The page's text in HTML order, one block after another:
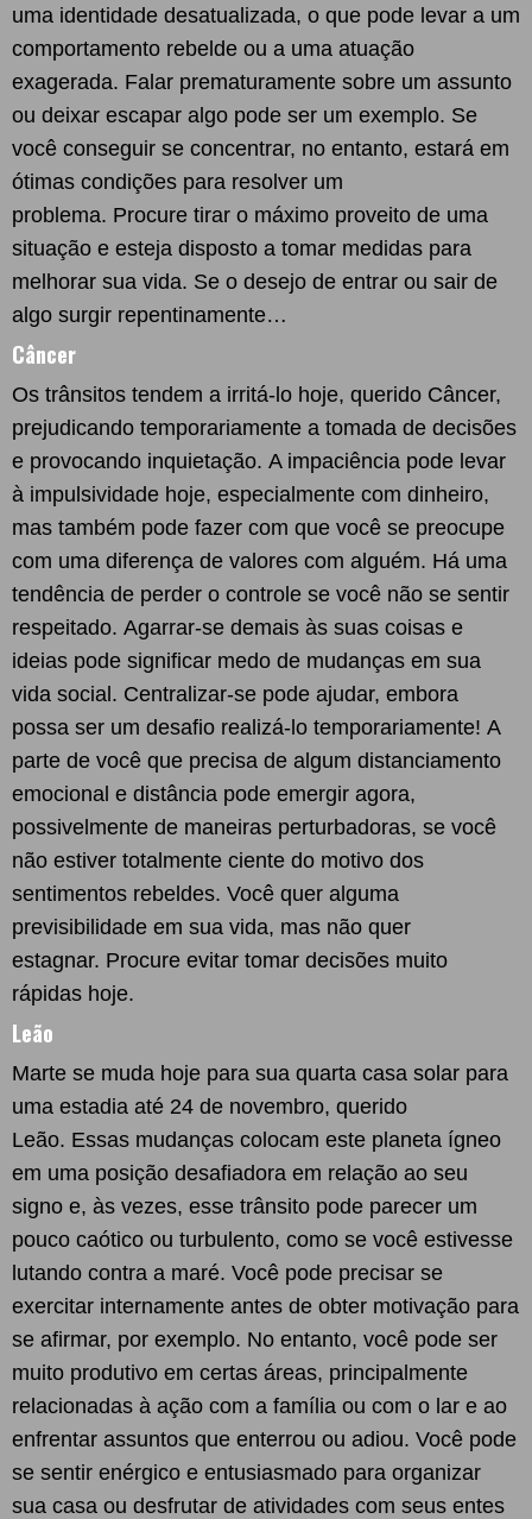
uma identidade desatualizada, o que pode levar a um
comportamento rebelde ou a uma atuação
exagerada. Falar prematuramente sobre um assunto
ou deixar escapar algo pode ser um exemplo. Se
você conseguir se concentrar, no entanto, estará em
ótimas condições para resolver um
problema. Procure tirar o máximo proveito de uma
situação e esteja disposto a tomar medidas para
melhorar sua vida. Se o desejo de entrar ou sair de
algo surgir repentinamente…
Câncer
Os trânsitos tendem a irritá-lo hoje, querido Câncer,
prejudicando temporariamente a tomada de decisões
e provocando inquietação. A impaciência pode levar
à impulsividade hoje, especialmente com dinheiro,
mas também pode fazer com que você se preocupe
com uma diferença de valores com alguém. Há uma
tendência de perder o controle se você não se sentir
respeitado. Agarrar-se demais às suas coisas e
ideias pode significar medo de mudanças em sua
vida social. Centralizar-se pode ajudar, embora
possa ser um desafio realizá-lo temporariamente! A
parte de você que precisa de algum distanciamento
emocional e distância pode emergir agora,
possivelmente de maneiras perturbadoras, se você
não estiver totalmente ciente do motivo dos
sentimentos rebeldes. Você quer alguma
previsibilidade em sua vida, mas não quer
estagnar. Procure evitar tomar decisões muito
rápidas hoje.
Leão
Marte se muda hoje para sua quarta casa solar para
uma estadia até 24 de novembro, querido
Leão. Essas mudanças colocam este planeta ígneo
em uma posição desafiadora em relação ao seu
signo e, às vezes, esse trânsito pode parecer um
pouco caótico ou turbulento, como se você estivesse
lutando contra a maré. Você pode precisar se
exercitar internamente antes de obter motivação para
se afirmar, por exemplo. No entanto, você pode ser
muito produtivo em certas áreas, principalmente
relacionadas à ação com a família ou com o lar e ao
enfrentar assuntos que enterrou ou adiou. Você pode
se sentir enérgico e entusiasmado para organizar
sua casa ou desfrutar de atividades com seus entes